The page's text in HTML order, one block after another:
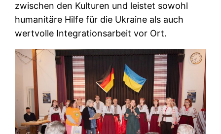
zwischen den Kulturen und leistet sowohl
humanitäre Hilfe für die Ukraine als auch
wertvolle Integrationsarbeit vor Ort.